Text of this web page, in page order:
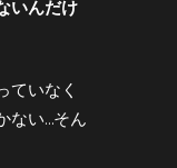
いんだけ
ていなく
ない…そん